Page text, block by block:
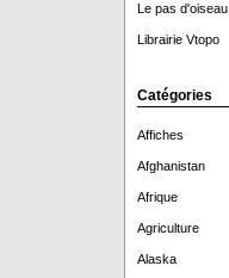
Le pas d'oiseau
Librairie Vtopo
Catégories
Affiches
Afghanistan
Afrique
Agriculture
Alaska